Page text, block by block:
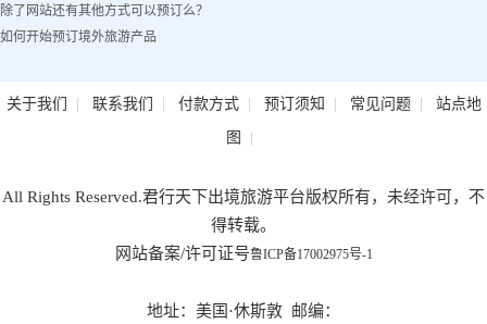
除了网站还有其他方式可以预订么？
如何开始预订境外旅游产品
关于我们 | 联系我们 | 付款方式| 预订须知 | 常见问题| 站点地
图 |
All Rights Reserved.君行天下出境旅游平台版权所有，未经许可，不
得转载。
网站备案/许可证号鲁ICP备17002975号-1
地址：美国·休斯敦 邮编：